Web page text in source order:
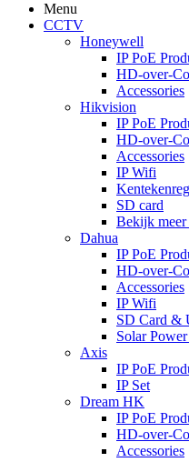
Menu
CCTV
Honeywell
IP PoE
HD-over-
Accessories
Hikvision
IP PoE
HD-over-
Accessories
IP Wifi
SD card
Bekijk meer
Dahua
IP PoE
HD-over-
Accessories
IP Wifi
SD Card &
Solar
Axis
IP PoE
IP Set
Dream HK
IP PoE
HD-over-
Accessories